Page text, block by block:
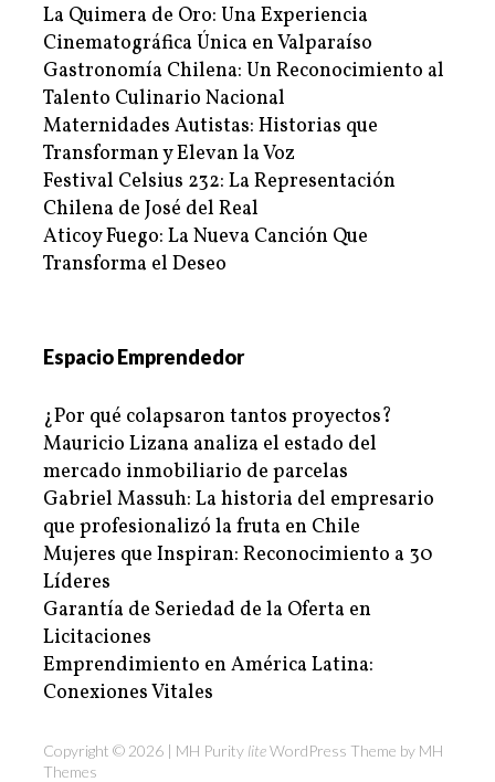
La Quimera de Oro: Una Experiencia
Cinematográfica Única en Valparaíso
Gastronomía Chilena: Un Reconocimiento al
Talento Culinario Nacional
Maternidades Autistas: Historias que
Transforman y Elevan la Voz
Festival Celsius 232: La Representación
Chilena de José del Real
Aticoy Fuego: La Nueva Canción Que
Transforma el Deseo
Espacio Emprendedor
¿Por qué colapsaron tantos proyectos?
Mauricio Lizana analiza el estado del
mercado inmobiliario de parcelas
Gabriel Massuh: La historia del empresario
que profesionalizó la fruta en Chile
Mujeres que Inspiran: Reconocimiento a 30
Líderes
Garantía de Seriedad de la Oferta en
Licitaciones
Emprendimiento en América Latina:
Conexiones Vitales
Copyright © 2026 | MH Purity liteWordPress Theme by MH
Themes